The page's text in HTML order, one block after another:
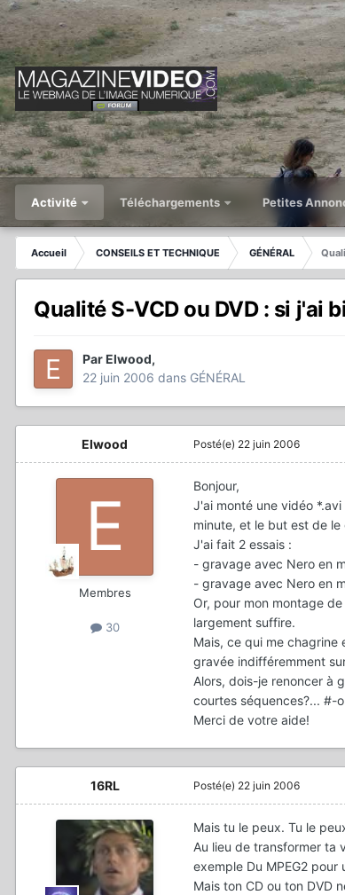
Activité Téléchargements Petites
Accueil CONSEILS ET TECHNIQUE GÉNÉRAL
Qualité S-VCD ou DVD : si j'ai
ParElwood,
22 juin 2006 dans GÉNÉRAL
Elwood
Membres
30
Posté(e) 22 juin 2006
Bonjour,
J'ai monté une vidéo
minute, et le but est de
J'ai fait 2 essais :
- gravage avec Nero en
- gravage avec Nero en
Or, pour mon montage
largement suffire.
Mais, ce qui me chagrine
gravée indifféremment
Alors, dois-je renoncer à
courtes séquences?... #-o
Merci de votre aide!
16RL Posté(e) 22 juin 2006
Mais tu le peux. Tu le
Au lieu de transformer ta
exemple Du MPEG2
Mais ton CD ou ton DVD